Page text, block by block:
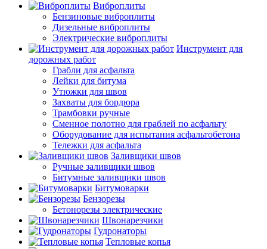
Виброплиты
Бензиновые виброплиты
Дизельные виброплиты
Электрические виброплиты
Инструмент для
дорожных работ
Грабли для асфальта
Лейки для битума
Утюжки для швов
Захваты для бордюра
Трамбовки ручные
Сменное полотно для граблей по асфальту
Оборудование для испытания асфальтобетона
Тележки для асфальта
Заливщики швов
Ручные заливщики швов
Битумные заливщики швов
Битумоварки
Бензорезы
Бетонорезы электрические
Швонарезчики
Гудронаторы
Тепловые копья